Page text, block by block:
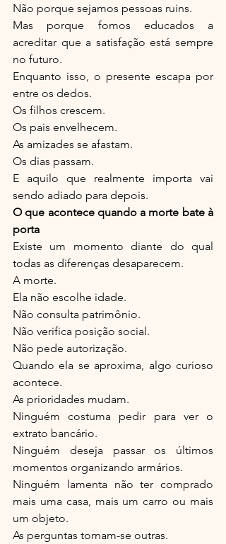
Não porque sejamos pessoas ruins.
Mas porque fomos educados a
acreditar que a satisfação está sempre
no futuro.
Enquanto isso, o presente escapa por
entre os dedos.
Os filhos crescem.
Os pais envelhecem.
As amizades se afastam.
Os dias passam.
E aquilo que realmente importa vai
sendo adiado para depois.
O que acontece quando a morte bate à
porta
Existe um momento diante do qual
todas as diferenças desaparecem.
A morte.
Ela não escolhe idade.
Não consulta patrimônio.
Não verifica posição social.
Não pede autorização.
Quando ela se aproxima, algo curioso
acontece.
As prioridades mudam.
Ninguém costuma pedir para ver o
extrato bancário.
Ninguém deseja passar os últimos
momentos organizando armários.
Ninguém lamenta não ter comprado
mais uma casa, mais um carro ou mais
um objeto.
As perguntas tornam-se outras.